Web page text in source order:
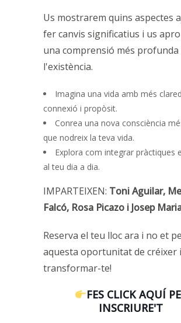
Us mostrarem quins aspectes
fer canvis significatius i us
una comprensió més profunda
l'existència.
Imagina una vida amb més
connexió i propòsit.
Conrea una nova consciència
que nodreix la teva vida.
Explora com integrar pràctiques
al teu dia a dia.
IMPARTEIXEN: Toni Aguilar,
Falcó, Rosa Picazo i Josep
Reserva el teu lloc ara i no et
aquesta oportunitat de créixer i
transformar-te!
FES CLICK AQUÍ
INSCRIURE'T